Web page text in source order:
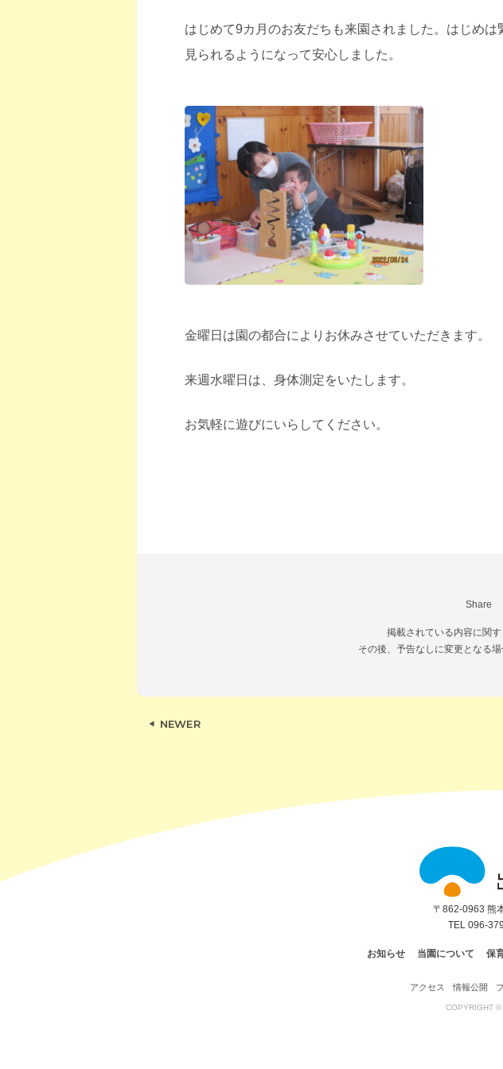
はじめて9カ月のお友だちも来園されました。はじめ
見られるようになって安心しました。
金曜日は園の都合によりお休みさせていただきます。
来週水曜日は、身体測定をいたします。
お気軽に遊びにいらしてください。
Share
掲載されている内容に関
その後、予告なしに変更となる
NEWER
〒862-0963 熊
TEL 096-
お知らせ 当園について 保
アクセス 情報公開
COPYRIGHT ©